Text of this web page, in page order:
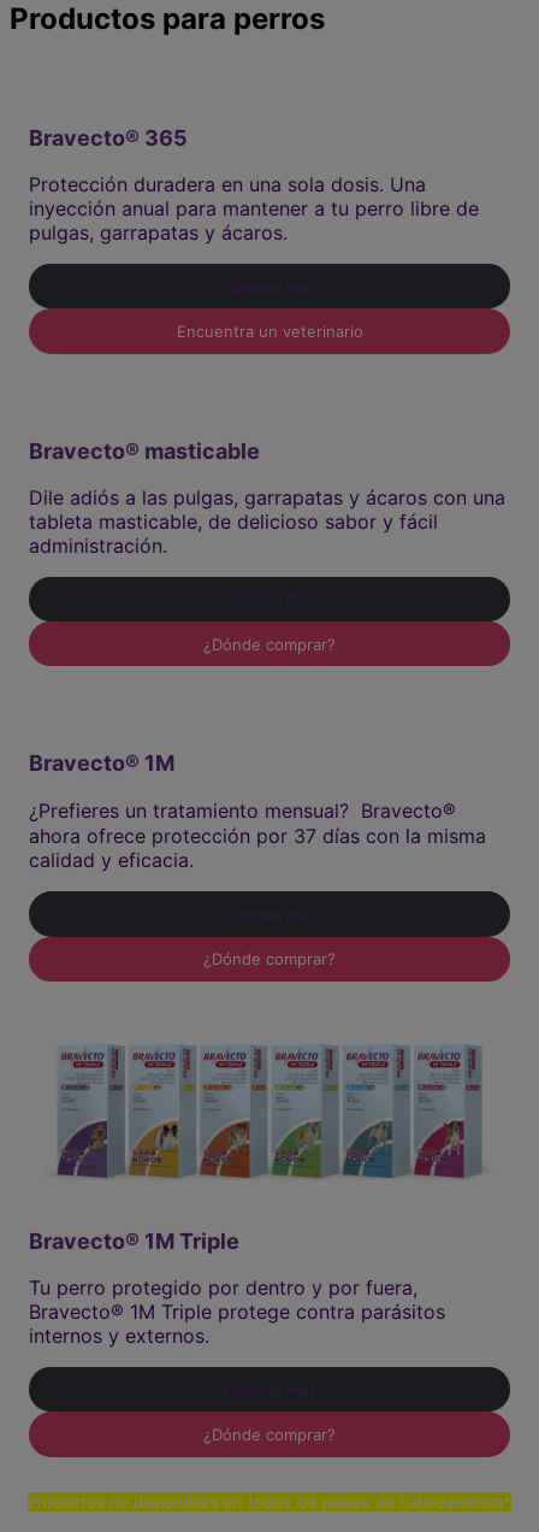
Productos para perros
Bravecto® 365
Protección duradera en una sola dosis. Una
inyección anual para mantener a tu perro libre de
pulgas, garrapatas y ácaros.
Conoce más
Encuentra un veterinario
Bravecto® masticable
Dile adiós a las pulgas, garrapatas y ácaros con una
tableta masticable, de delicioso sabor y fácil
administración.
Conoce más
¿Dónde comprar?
Bravecto® 1M
¿Prefieres un tratamiento mensual? Bravecto®
ahora ofrece protección por 37 días con la misma
calidad y eficacia.
Conoce más
¿Dónde comprar?
Bravecto® 1M Triple
Tu perro protegido por dentro y por fuera,
Bravecto® 1M Triple protege contra parásitos
internos y externos.
Conoce más
¿Dónde comprar?
Productos no disponibles en todos los países de Latinoamérica*